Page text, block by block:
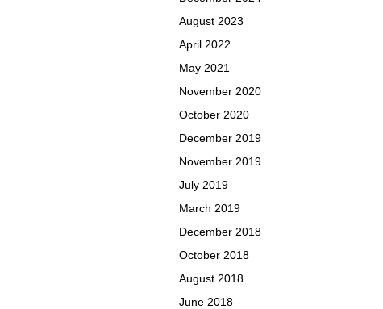
August 2023
April 2022
May 2021
November 2020
October 2020
December 2019
November 2019
July 2019
March 2019
December 2018
October 2018
August 2018
June 2018